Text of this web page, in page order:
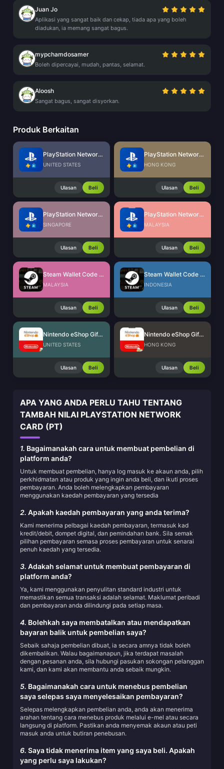
Juan Jo
Aplikasi yang sangat baik dan cekap, tiada apa yang boleh
diadukan, ia memang sangat bagus.
mypchamdosamer
Boleh dipercayai, mudah, pantas, selamat.
Aloosh
Sangat bagus, sangat disyorkan.
Produk Berkaitan
PlayStation Network Card (US)
UNITED STATES
Ulasan Beli
PlayStation Network Card (HK)
HONG KONG
Ulasan Beli
PlayStation Network Card (SG)
SINGAPORE
Ulasan Beli
PlayStation Network Card (MY)
MALAYSIA
Ulasan Beli
Steam Wallet Code (MYR)
MALAYSIA
Ulasan Beli
Steam Wallet Code (IDR)
INDONESIA
Ulasan Beli
Nintendo eShop Gift Card (US)
UNITED STATES
Ulasan Beli
Nintendo eShop Gift Card (HK)
HONG KONG
Ulasan Beli
APA YANG ANDA PERLU TAHU TENTANG
TAMBAH NILAI PLAYSTATION NETWORK
CARD (PT)
1. Bagaimanakah cara untuk membuat pembelian di
platform anda?
Untuk membuat pembelian, hanya log masuk ke akaun anda, pilih
perkhidmatan atau produk yang ingin anda beli, dan ikuti proses
pembayaran. Anda boleh melengkapkan pembayaran
menggunakan kaedah pembayaran yang tersedia
2. Apakah kaedah pembayaran yang anda terima?
Kami menerima pelbagai kaedah pembayaran, termasuk kad
kredit/debit, dompet digital, dan pemindahan bank. Sila semak
pilihan pembayaran semasa proses pembayaran untuk senarai
penuh kaedah yang tersedia.
3. Adakah selamat untuk membuat pembayaran di
platform anda?
Ya, kami menggunakan penyulitan standard industri untuk
memastikan semua transaksi adalah selamat. Maklumat peribadi
dan pembayaran anda dilindungi pada setiap masa.
4. Bolehkah saya membatalkan atau mendapatkan
bayaran balik untuk pembelian saya?
Sebaik sahaja pembelian dibuat, ia secara amnya tidak boleh
dikembalikan. Walau bagaimanapun, jika terdapat masalah
dengan pesanan anda, sila hubungi pasukan sokongan pelanggan
kami, dan kami akan membantu anda sebaik mungkin.
5. Bagaimanakah cara untuk menebus pembelian
saya selepas saya menyelesaikan pembayaran?
Selepas melengkapkan pembelian anda, anda akan menerima
arahan tentang cara menebus produk melalui e-mel atau secara
langsung di platform. Pastikan anda menyemak akaun atau peti
masuk anda untuk butiran penebusan.
6. Saya tidak menerima item yang saya beli. Apakah
yang perlu saya lakukan?